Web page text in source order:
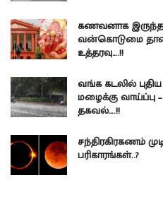
கணவனாக
வன்கொடுமை தான்
உத்தரவு….!!
வங்க கடலில்
மழைக்கு
தகவல்….!!
சந்திரகிரகணம்
பரிகாரங்கள்..?